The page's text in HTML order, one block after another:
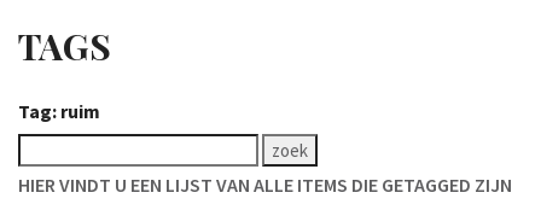
TAGS
Tag: ruim
HIER VINDT U EEN LIJST VAN ALLE ITEMS DIE GETAGGED ZIJN